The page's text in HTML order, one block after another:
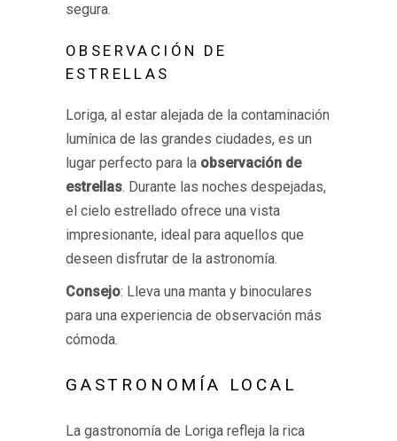
segura.
OBSERVACIÓN DE
ESTRELLAS
Loriga, al estar alejada de la contaminación
lumínica de las grandes ciudades, es un
lugar perfecto para la observación de
estrellas. Durante las noches despejadas,
el cielo estrellado ofrece una vista
impresionante, ideal para aquellos que
deseen disfrutar de la astronomía.
Consejo: Lleva una manta y binoculares
para una experiencia de observación más
cómoda.
GASTRONOMÍA LOCAL
La gastronomía de Loriga refleja la rica